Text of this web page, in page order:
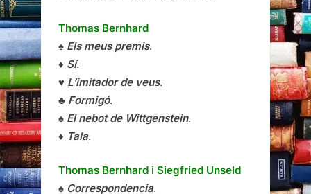
Thomas Bernhard
♠ Els meus premis.
♦ Sí.
♥ L’imitador de veus.
♣ Formigó.
♠ El nebot de Wittgenstein.
♦ Tala.
Thomas Bernhard i Siegfried Unseld
♠ Correspondencia.